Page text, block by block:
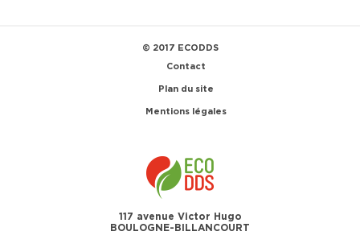
© 2017 ECODDS
Contact
Plan du site
Mentions légales
117 avenue Victor Hugo
BOULOGNE-BILLANCOURT